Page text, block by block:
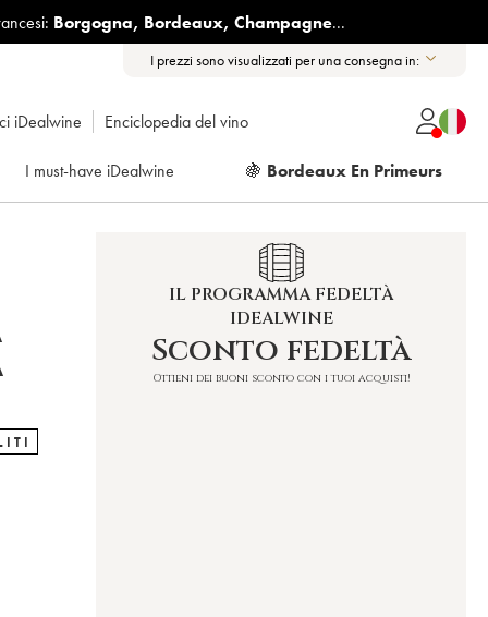
Borgogna, Bordeaux, Champagne...
I prezzi sono visualizzati per una consegna in:
iDealwine Enciclopedia del vino
I must-have iDealwine 🍇 Bordeaux En Primeurs
IL PROGRAMMA FEDELTÀ
IDEALWINE
Sconto fedeltà
Ottieni dei buoni sconto con i tuoi acquisti!